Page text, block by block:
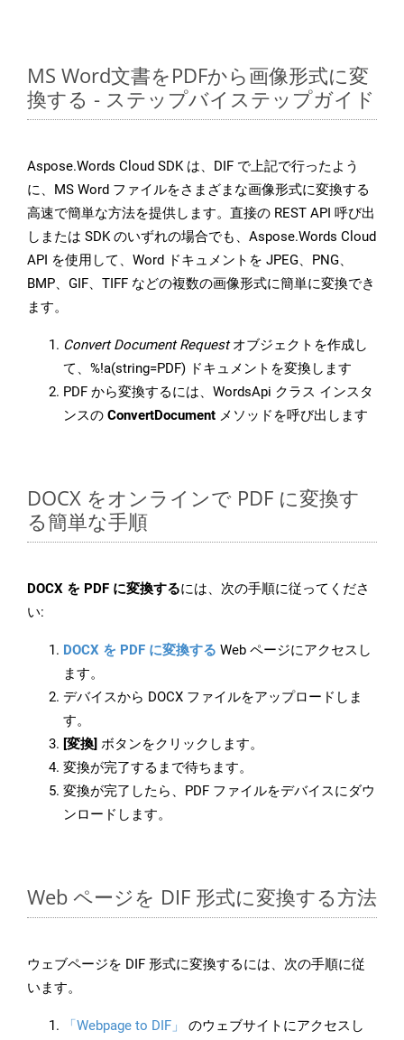
MS Word文書をPDFから画像形式に変
換する - ステップバイステップガイド
Aspose.Words Cloud SDK は、DIF で上記で行ったよう
に、MS Word ファイルをさまざまな画像形式に変換する
高速で簡単な方法を提供します。直接の REST API 呼び出
しまたは SDK のいずれの場合でも、Aspose.Words Cloud
API を使用して、Word ドキュメントを JPEG、PNG、
BMP、GIF、TIFF などの複数の画像形式に簡単に変換でき
ます。
Convert Document Requestオブジェクトを作成し
て、%!a(string=PDF) ドキュメントを変換します
PDF から変換するには、WordsApi クラス インスタ
ンスの ConvertDocument メソッドを呼び出します
DOCX をオンラインで PDF に変換す
る簡単な手順
DOCX を PDF に変換するには、次の手順に従ってくださ
い:
DOCX を PDF に変換する Web ページにアクセスし
ます。
デバイスから DOCX ファイルをアップロードしま
す。
[変換] ボタンをクリックします。
変換が完了するまで待ちます。
変換が完了したら、PDF ファイルをデバイスにダウ
ンロードします。
Web ページを DIF 形式に変換する方法
ウェブページを DIF 形式に変換するには、次の手順に従
います。
「Webpage to DIF」
のウェブサイトにアクセスし